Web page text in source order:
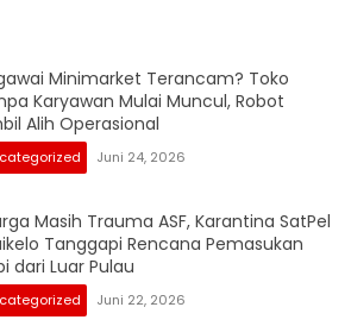
Minimarket Terancam? Toko
Karyawan Mulai Muncul, Robot
Alih Operasional
Juni 24, 2026
Masih Trauma ASF, Karantina SatPel
Tanggapi Rencana Pemasukan
dari Luar Pulau
Juni 22, 2026